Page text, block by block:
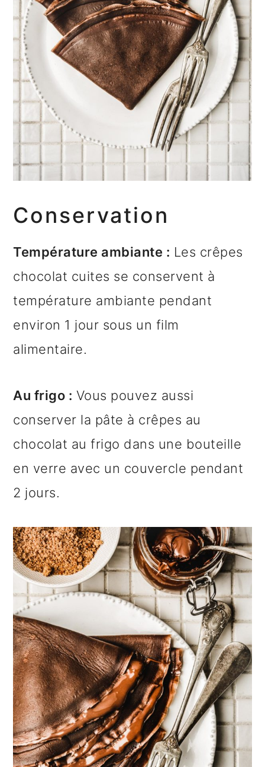
Conservation
Température ambiante : Les crêpes
chocolat cuites se conservent à
température ambiante pendant
environ 1 jour sous un film
alimentaire.
Au frigo : Vous pouvez aussi
conserver la pâte à crêpes au
chocolat au frigo dans une bouteille
en verre avec un couvercle pendant
2 jours.